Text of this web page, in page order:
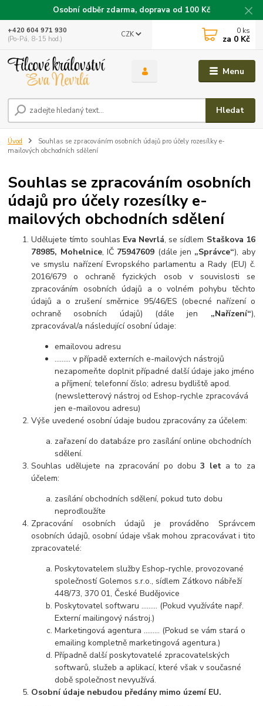
Osobní odběr zdarma, doprava od 100 Kč
Menu
CZK
Hledat
+420 604 971 930
(Po-Pá, 8-15 hod.)
0 ks
za 0 Kč
Úvod
Souhlas se zpracováním osobních údajů pro účely rozesílky e-
mailových obchodních sdělení
Souhlas se zpracováním osobních
údajů pro účely rozesílky e-
mailových obchodních sdělení
Udělujete tímto souhlas Eva Nevrlá, se sídlem Staškova 16
78985, Mohelnice, IČ 75947609 (dále jen „Správce“), aby
ve smyslu nařízení Evropského parlamentu a Rady (EU) č.
2016/679 o ochraně fyzických osob v souvislosti se
zpracováním osobních údajů a o volném pohybu těchto
údajů a o zrušení směrnice 95/46/ES (obecné nařízení o
ochraně osobních údajů) (dále jen „Nařízení“),
zpracovával/a následující osobní údaje:
emailovou adresu
……… v případě externích e-mailových nástrojů
nezapomeňte doplnit případné další údaje jako jméno
a příjmení; telefonní číslo; adresu bydliště apod.
(newsletterový nástroj od Eshop-rychle zpracovává
jen e-mailovou adresu)
Výše uvedené osobní údaje budou zpracovány za účelem:
zařazení do databáze pro zasílání online obchodních
sdělení.
Souhlas udělujete na zpracování po dobu 3 let a to za
účelem:
zasílání obchodních sdělení, pokud tuto dobu
neprodloužíte
Zpracování osobních údajů je prováděno Správcem
osobních údajů, osobní údaje však mohou zpracovávat i tito
zpracovatelé:
Poskytovatelem služby Eshop-rychle, provozované
společností Golemos s.r.o., sídlem Zátkovo nábřeží
448/73, 370 01, České Budějovice
Poskytovatel softwaru ……… (Pokud využíváte např.
Externí mailingový nástroj.)
Marketingová agentura ……… (Pokud se vám stará o
emailing kompletně marketingová agentura.)
Případně další poskytovatelé zpracovatelských
softwarů, služeb a aplikací, které však v současné
době společnost nevyužívá.
Osobní údaje nebudou předány mimo území EU.